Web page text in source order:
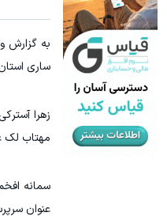
ساری
زهرا
مهتاب لک
سمانه
عنوان